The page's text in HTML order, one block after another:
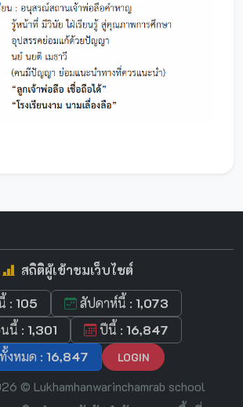
สถิติผู้เข้าชมเว็บไซต์
: 105 สัปดาห์นี้ : 1,073
นี้ : 1,301 ปีนี้ : 16,847
ทั้งหมด : 16,847 LOGIN
© Lukhamhanwarinchamrab school